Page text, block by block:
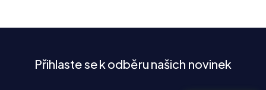
Přihlaste se k odběru našich novinek